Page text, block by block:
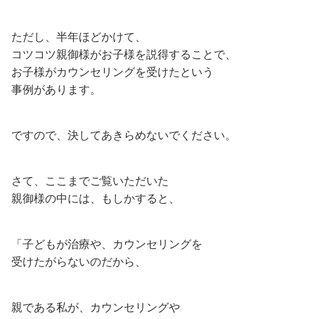
ただし、半年ほどかけて、
コツコツ親御様がお子様を説得することで、
お子様がカウンセリングを受けたという
事例があります。
ですので、決してあきらめないでください。
さて、ここまでご覧いただいた
親御様の中には、もしかすると、
「子どもが治療や、カウンセリングを
受けたがらないのだから、
親である私が、カウンセリングや